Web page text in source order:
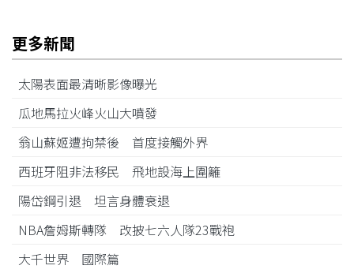
更多新聞
太陽表面最清晰影像曝光
瓜地馬拉火峰火山大噴發
翁山蘇姬遭拘禁後 首度接觸外界
西班牙阻非法移民 飛地設海上圍籬
陽岱鋼引退 坦言身體衰退
NBA詹姆斯轉隊 改披七六人隊23戰袍
大千世界 國際篇